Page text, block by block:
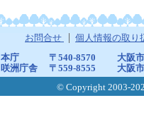
お問合せ 個人情報の取り
本庁 〒540-8570
大阪
咲洲庁舎
〒559-8555
大阪
© Copyright 2003-